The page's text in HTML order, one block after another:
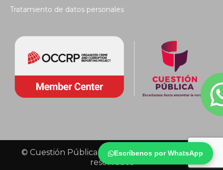
Escríbenos por WhatsApp
Tratamiento de datos personales
© Cuestión Pública 2018 - Todos los derechos
reservados